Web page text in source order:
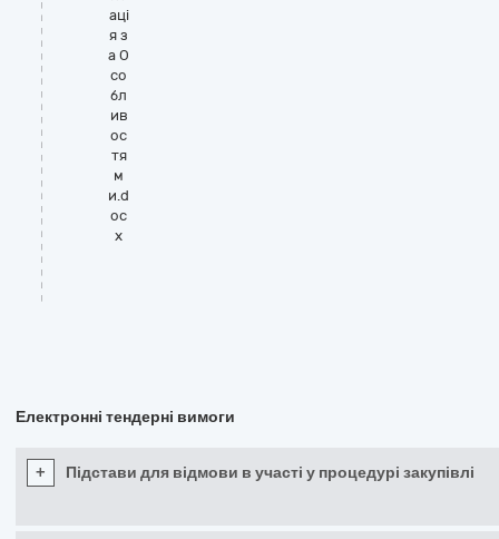
аці
я з
а О
со
бл
ив
ос
тя
м
и.d
oc
x
Електронні тендерні вимоги
+ Підстави для відмови в участі у процедурі закупівлі